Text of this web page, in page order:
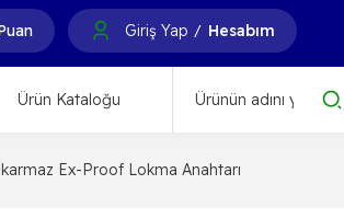
Giriş Yap / Hesabım
Ürün Kataloğu
Ex-Proof Lokma Anahtarı